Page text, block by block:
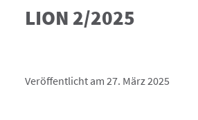
LION 2/2025
Veröffentlicht am 27. März 2025